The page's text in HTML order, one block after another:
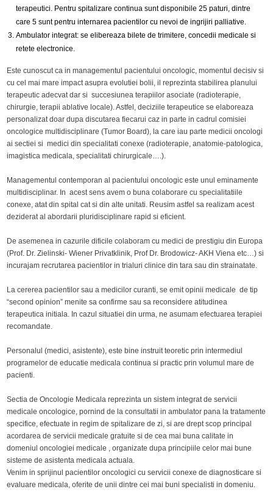
terapeutici. Pentru spitalizare continua sunt disponibile 25 paturi, dintre
care 5 sunt pentru internarea pacientilor cu nevoi de ingrijiri palliative.
Ambulator integrat: se elibereaza bilete de trimitere, concedii medicale si
retete electronice.
Este cunoscut ca in managementul pacientului oncologic, momentul decisiv si
cu cel mai mare impact asupra evolutiei bolii, il reprezinta stabilirea planului
terapeutic adecvat dar si succesiunea terapiilor asociate (radioterapie,
chirurgie, terapii ablative locale). Astfel, deciziile terapeutice se elaboreaza
personalizat doar dupa discutarea fiecarui caz in parte in cadrul comisiei
oncologice multidisciplinare (Tumor Board), la care iau parte medicii oncologi
ai sectiei si medici din specialitati conexe (radioterapie, anatomie-patologica,
imagistica medicala, specialitati chirurgicale….).
Managementul contemporan al pacientului oncologic este unul eminamente
multidisciplinar. In acest sens avem o buna colaborare cu specialitatiile
conexe, atat din spital cat si din alte unitati. Reusim astfel sa realizam acest
deziderat al abordarii pluridisciplinare rapid si eficient.
De asemenea in cazurile dificile colaboram cu medici de prestigiu din Europa
(Prof. Dr. Zielinski- Wiener Privatklinik, Prof Dr. Brodowicz- AKH Viena etc…) si
incurajam recrutarea pacientilor in trialuri clinice din tara sau din strainatate.
La cererea pacientilor sau a medicilor curanti, se emit opinii medicale de tip
“second opinion” menite sa confirme sau sa reconsidere atitudinea
terapeutica initiala. In cazul situatiei din urma, ne asumam efectuarea terapiei
recomandate.
Personalul (medici, asistente), este bine instruit teoretic prin intermediul
programelor de educatie medicala continua si practic prin volumul mare de
pacienti.
Sectia de Oncologie Medicala reprezinta un sistem integrat de servicii
medicale oncologice, pornind de la consultatii in ambulator pana la tratamente
specifice, efectuate in regim de spitalizare de zi, si are drept scop principal
acordarea de servicii medicale gratuite si de cea mai buna calitate in
domeniul oncologiei medicale , organizate dupa principiile celor mai bune
sisteme de asistenta medicala actuala.
Venim in sprijinul pacientilor oncologici cu servicii conexe de diagnosticare si
evaluare medicala, oferite de unii dintre cei mai buni specialisti in domeniu.